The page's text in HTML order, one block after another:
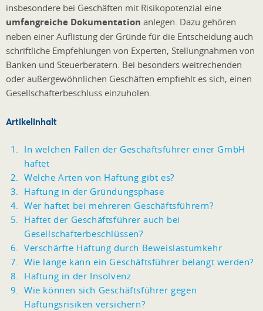
insbesondere bei Geschäften mit Risikopotenzial eine
umfangreiche Dokumentation anlegen. Dazu gehören
neben einer Auflistung der Gründe für die Entscheidung auch
schriftliche Empfehlungen von Experten, Stellungnahmen von
Banken und Steuerberatern. Bei besonders weitrechenden
oder außergewöhnlichen Geschäften empfiehlt es sich, einen
Gesellschafterbeschluss einzuholen.
Artikelinhalt
In welchen Fällen der Geschäftsführer einer GmbH
haftet
Welche Arten von Haftung gibt es?
Haftung in der Gründungsphase
Wer haftet bei mehreren Geschäftsführern?
Haftet der Geschäftsführer auch bei
Gesellschafterbeschlüssen?
Verschärfte Haftung durch Beweislastumkehr
Wie lange kann ein Geschäftsführer belangt werden?
Haftung in der Insolvenz
Wie können sich Geschäftsführer gegen
Haftungsrisiken versichern?